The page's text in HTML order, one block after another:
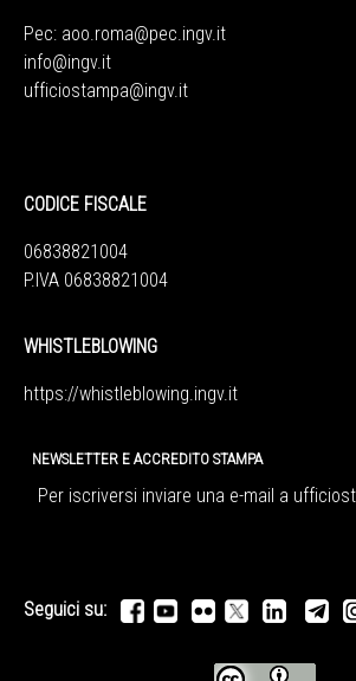
Pec: aoo.roma@pec.ingv.it
info@ingv.it
ufficiostampa@ingv.it
CODICE FISCALE
06838821004
P.IVA 06838821004
WHISTLEBLOWING
https://whistleblowing.ingv.it
NEWSLETTER E ACCREDITO STAMPA
Per iscriversi inviare una e-mail a
Seguici su: